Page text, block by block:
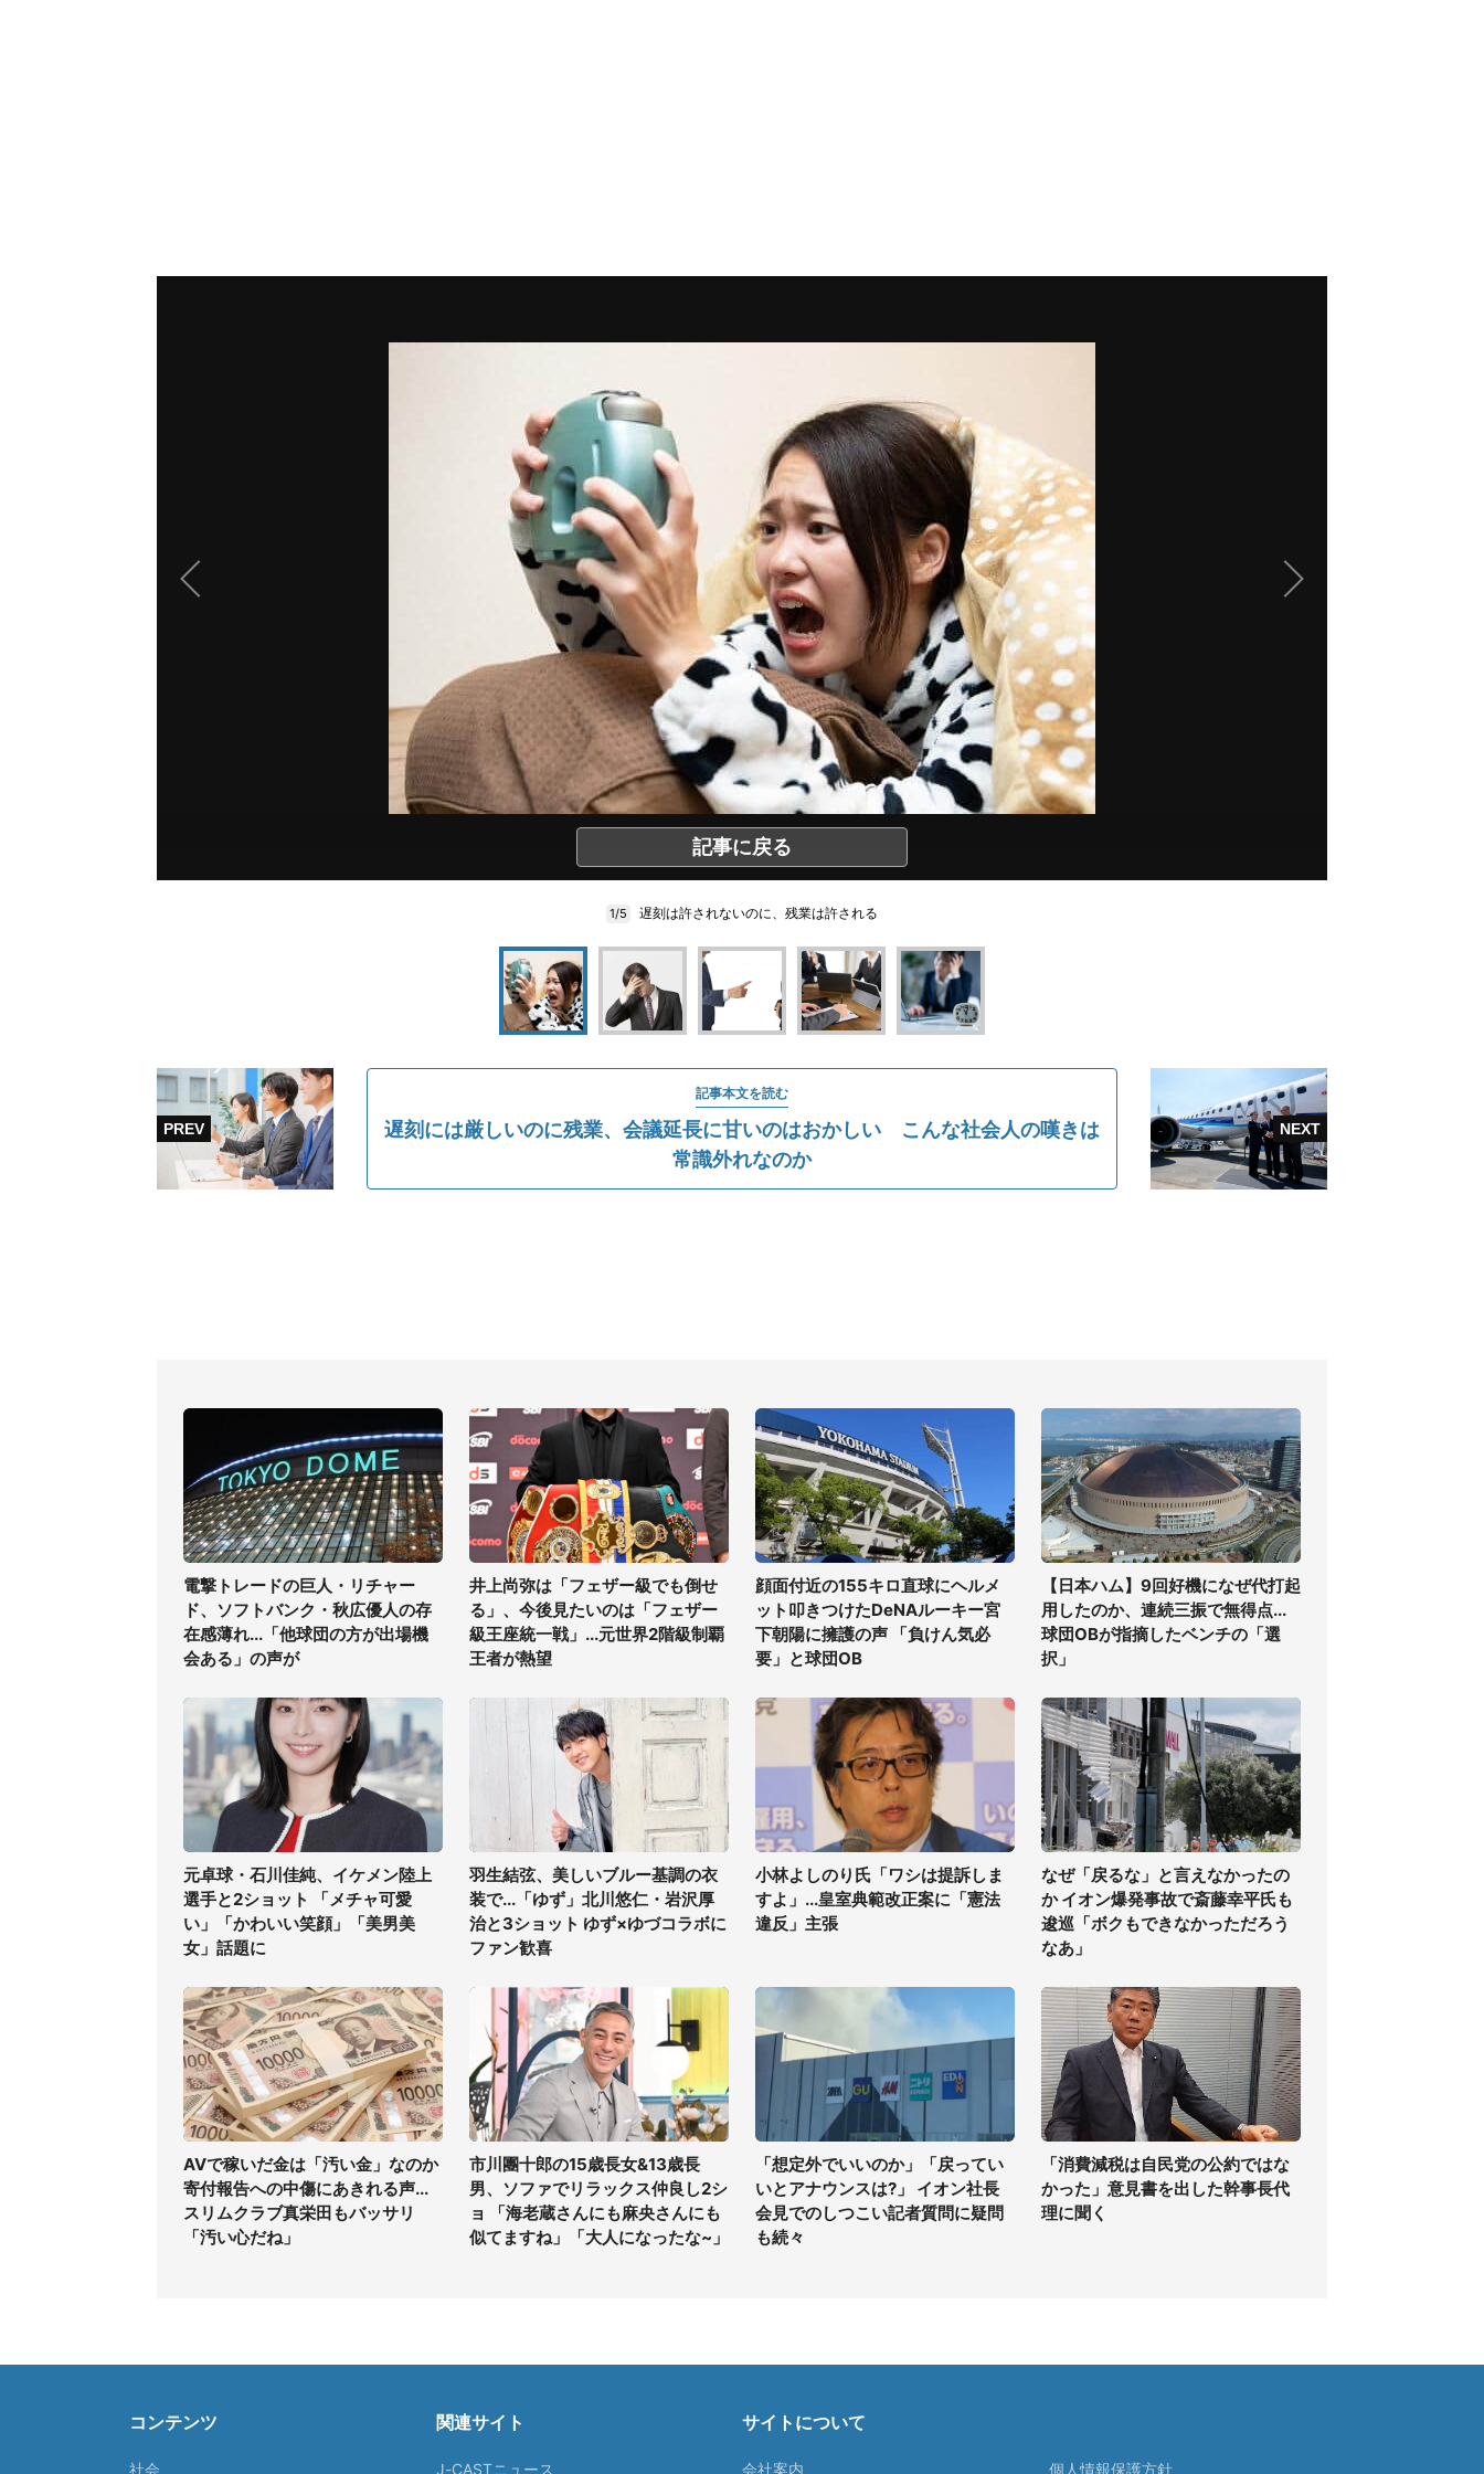
記事に戻る
1/5 遅刻は許されないのに、残業は許される
記事本文を読む
遅刻には厳しいのに残業、会議延長に甘いのはおかしい こんな社会人の嘆きは
常識外れなのか
電撃トレードの巨人・リチャー
ド、ソフトバンク・秋広優人の存
在感薄れ...「他球団の方が出場機
会ある」の声が
井上尚弥は「フェザー級でも倒せ
る」、今後見たいのは「フェザー
級王座統一戦」...元世界2階級制覇
王者が熱望
顔面付近の155キロ直球にヘルメ
ット叩きつけたDeNAルーキー宮
下朝陽に擁護の声 「負けん気必
要」と球団OB
【日本ハム】9回好機になぜ代打起
用したのか、連続三振で無得点...
球団OBが指摘したベンチの「選
択」
元卓球・石川佳純、イケメン陸上
選手と2ショット 「メチャ可愛
い」「かわいい笑顔」「美男美
女」話題に
羽生結弦、美しいブルー基調の衣
装で...「ゆず」北川悠仁・岩沢厚
治と3ショット ゆず×ゆづコラボに
ファン歓喜
小林よしのり氏「ワシは提訴しま
すよ」...皇室典範改正案に「憲法
違反」主張
なぜ「戻るな」と言えなかったの
か イオン爆発事故で斎藤幸平氏も
逡巡「ボクもできなかっただろう
なあ」
AVで稼いだ金は「汚い金」なのか
寄付報告への中傷にあきれる声...
スリムクラブ真栄田もバッサリ
「汚い心だね」
市川團十郎の15歳長女&13歳長
男、ソファでリラックス仲良し2シ
ョ 「海老蔵さんにも麻央さんにも
似てますね」「大人になったな~」
「想定外でいいのか」「戻ってい
いとアナウンスは?」 イオン社長
会見でのしつこい記者質問に疑問
も続々
「消費減税は自民党の公約ではな
かった」意見書を出した幹事長代
理に聞く
コンテンツ
社会
関連サイト
J-CASTニュース
サイトについて
会社案内 個人情報保護方針